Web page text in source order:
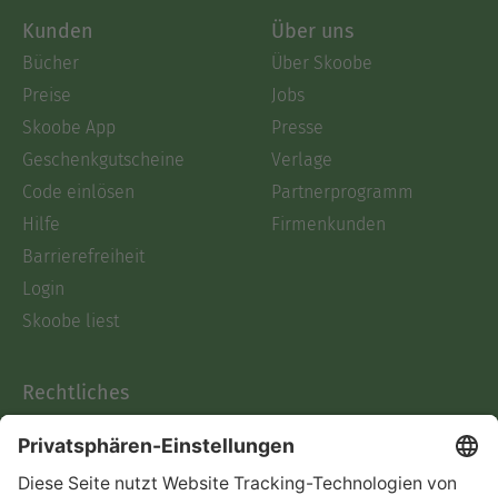
Kunden
Bücher
Preise
Skoobe App
Geschenkgutscheine
Code einlösen
Hilfe
Barrierefreiheit
Login
Skoobe liest
Über uns
Über Skoobe
Jobs
Presse
Verlage
Partnerprogramm
Firmenkunden
Rechtliches
AGB
Informationen nach Data